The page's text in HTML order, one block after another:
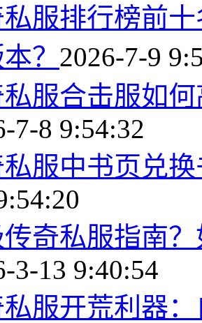
服排行榜前
？ 2026-7-9
服合击服如
7-8 9:54:32
服中书页兑
奇私服指南
3-13 9:40:54
服开荒利器